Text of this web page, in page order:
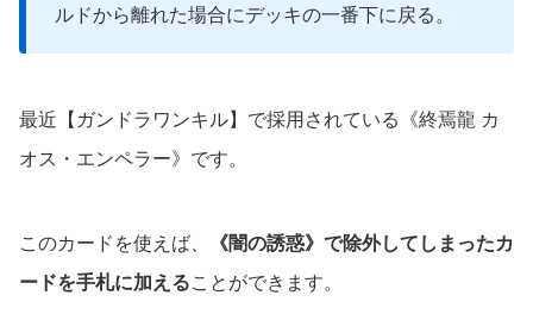
ルドから離れた場合にデッキの一番下に戻る。
最近【ガンドラワンキル】で採用されている《終焉龍 カ
オス・エンペラー》です。
このカードを使えば、
《闇の誘惑》で除外してしまったカ
ードを手札に加えることができます。